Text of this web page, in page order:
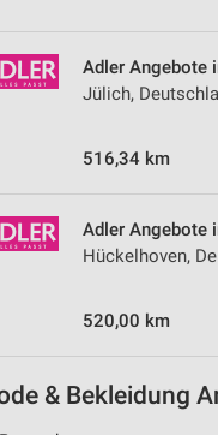
Adler Angebote
Jülich,
516,34 km
Adler Angebote
Hückelhoven,
520,00 km
& Bekleidung
Performance von Inhalten
Zielgruppen durch
und Verbesserung der
reduzierter Daten zur